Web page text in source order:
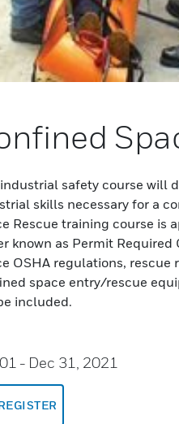
safety course will
skills necessary for a
Rescue training course is
known as Permit Required
OSHA regulations,
space entry/rescue
included.
- Dec 31, 2021